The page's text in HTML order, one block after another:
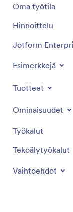
Oma työtila
Hinnoittelu
Jotform
Esimerkkejä
Tuotteet
Ominaisuudet
Työkalut
Tekoälytyökalut
Vaihtoehdot